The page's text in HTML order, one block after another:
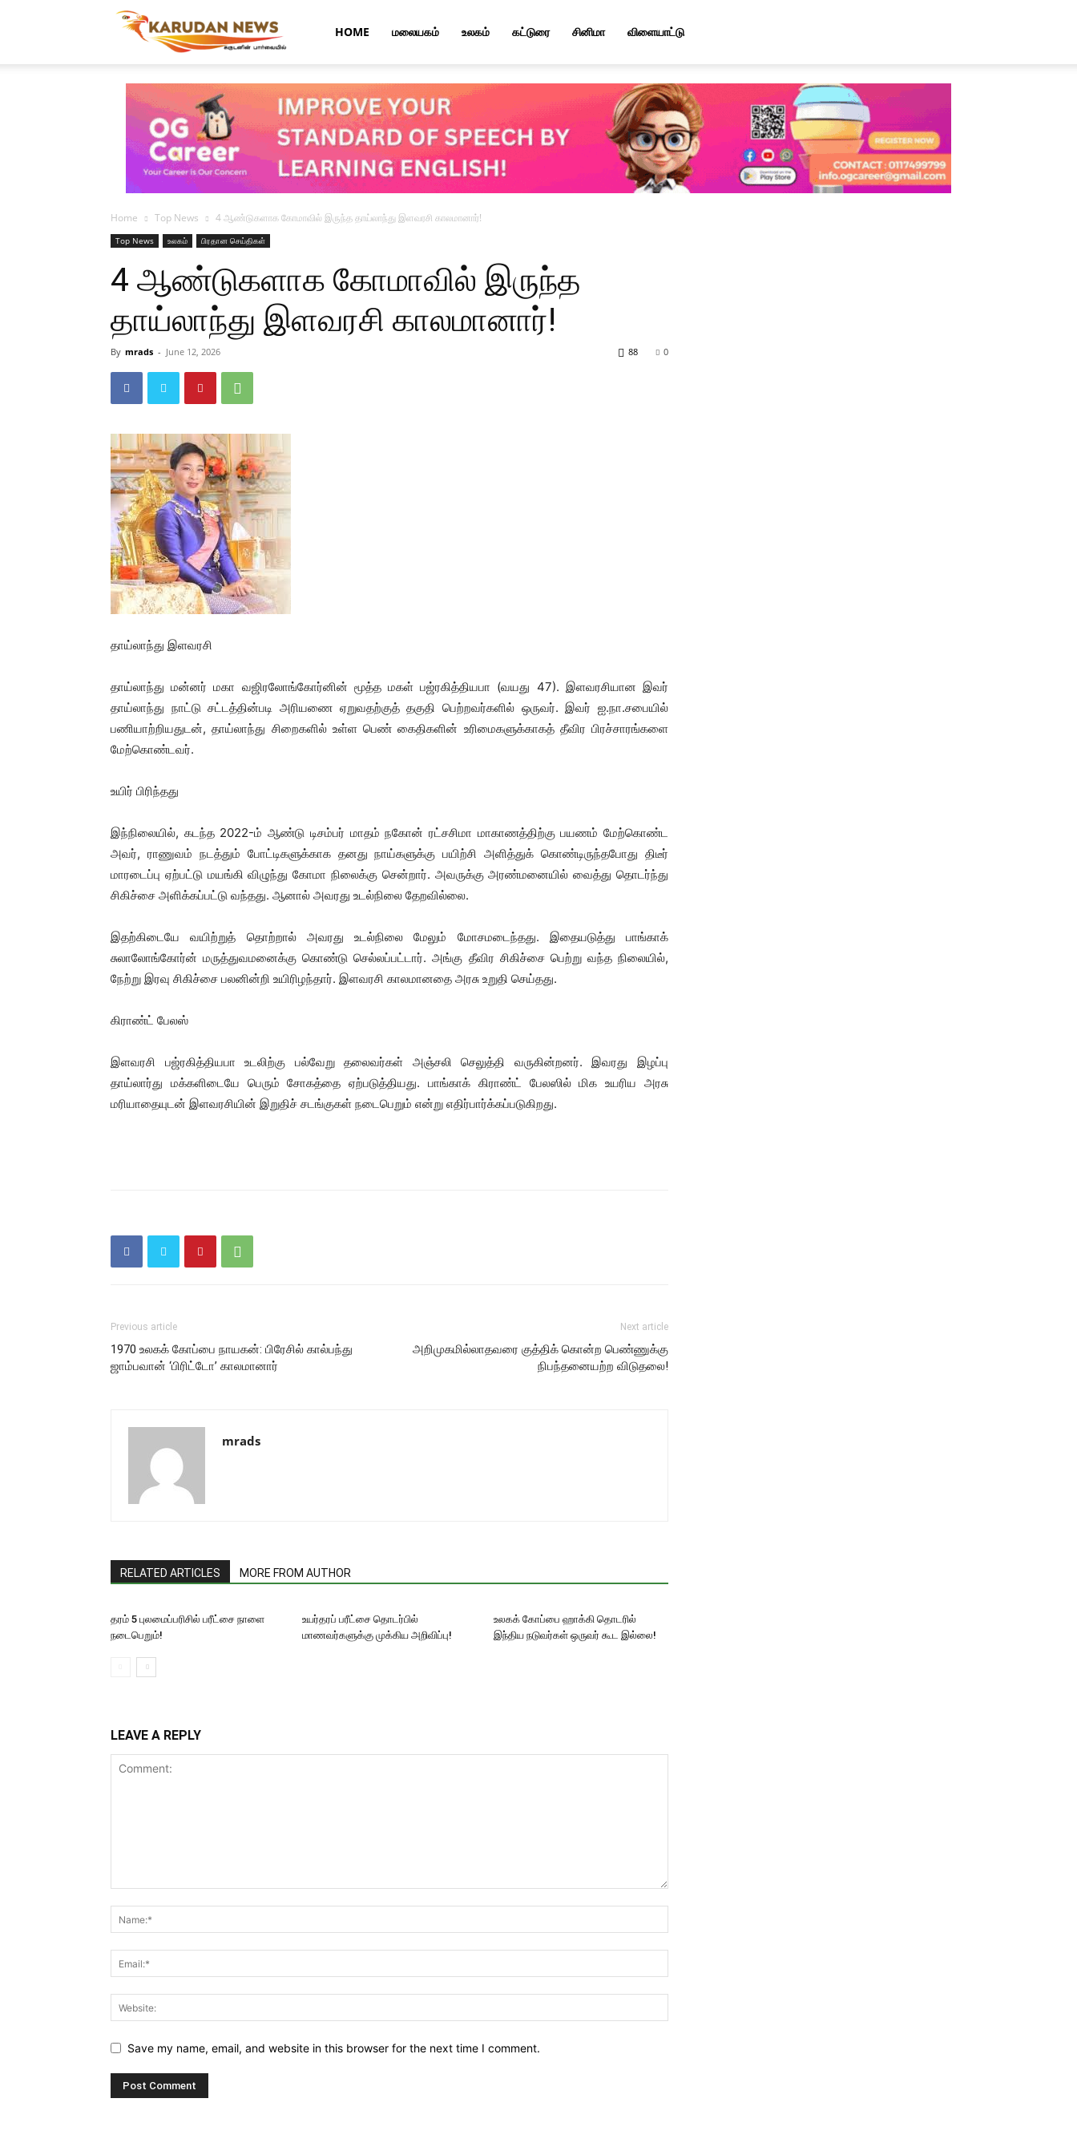
Karudan
News
HOME மலையகம் உலகம் கட்டுரை சினிமா விளையாட்டு
Home Top News 4 ஆண்டுகளாக கோமாவில் இருந்த தாய்லாந்து இளவரசி காலமானார்!
Top News உலகம் பிரதான செய்திகள்
4 ஆண்டுகளாக கோமாவில் இருந்த
தாய்லாந்து இளவரசி காலமானார்!
By mrads - June 12, 2026 0
88
தாய்லாந்து இளவரசி
தாய்லாந்து மன்னர் மகா வஜிரலோங்கோர்னின் மூத்த மகள் பஜ்ரகித்தியபா (வயது 47). இளவரசியான இவர்
தாய்லாந்து நாட்டு சட்டத்தின்படி அரியணை ஏறுவதற்குத் தகுதி பெற்றவர்களில் ஒருவர். இவர் ஐ.நா.சபையில்
பணியாற்றியதுடன், தாய்லாந்து சிறைகளில் உள்ள பெண் கைதிகளின் உரிமைகளுக்காகத் தீவிர பிரச்சாரங்களை
மேற்கொண்டவர்.
உயிர் பிரிந்தது
இந்நிலையில், கடந்த 2022-ம் ஆண்டு டிசம்பர் மாதம் நகோன் ரட்சசிமா மாகாணத்திற்கு பயணம் மேற்கொண்ட
அவர், ராணுவம் நடத்தும் போட்டிகளுக்காக தனது நாய்களுக்கு பயிற்சி அளித்துக் கொண்டிருந்தபோது திடீர்
மாரடைப்பு ஏற்பட்டு மயங்கி விழுந்து கோமா நிலைக்கு சென்றார். அவருக்கு அரண்மனையில் வைத்து தொடர்ந்து
சிகிச்சை அளிக்கப்பட்டு வந்தது. ஆனால் அவரது உடல்நிலை தேறவில்லை.
இதற்கிடையே வயிற்றுத் தொற்றால் அவரது உடல்நிலை மேலும் மோசமடைந்தது. இதையடுத்து பாங்காக்
சுலாலோங்கோர்ன் மருத்துவமனைக்கு கொண்டு செல்லப்பட்டார். அங்கு தீவிர சிகிச்சை பெற்று வந்த நிலையில்,
நேற்று இரவு சிகிச்சை பலனின்றி உயிரிழந்தார். இளவரசி காலமானதை அரசு உறுதி செய்தது.
கிராண்ட் பேலஸ்
இளவரசி பஜ்ரகித்தியபா உடலிற்கு பல்வேறு தலைவர்கள் அஞ்சலி செலுத்தி வருகின்றனர். இவரது இழப்பு
தாய்லார்து மக்களிடையே பெரும் சோகத்தை ஏற்படுத்தியது. பாங்காக் கிராண்ட் பேலஸில் மிக உயரிய அரசு
மரியாதையுடன் இளவரசியின் இறுதிச் சடங்குகள் நடைபெறும் என்று எதிர்பார்க்கப்படுகிறது.
Previous article
1970 உலகக் கோப்பை நாயகன்: பிரேசில் கால்பந்து
ஜாம்பவான் ‘பிரிட்டோ’ காலமானார்
Next article
அறிமுகமில்லாதவரை குத்திக் கொன்ற பெண்ணுக்கு
நிபந்தனையற்ற விடுதலை!
mrads
RELATED ARTICLES MORE FROM AUTHOR
தரம் 5 புலமைப்பரிசில் பரீட்சை நாளை
நடைபெறும்!
உயர்தரப் பரீட்சை தொடர்பில்
மாணவர்களுக்கு முக்கிய அறிவிப்பு!
உலகக் கோப்பை ஹாக்கி தொடரில்
இந்திய நடுவர்கள் ஒருவர் கூட இல்லை!
LEAVE A REPLY
Save my name, email, and website in this browser for the next time I comment.